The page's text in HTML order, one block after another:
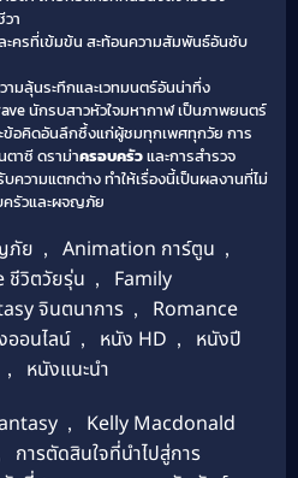
า
ะครที่เข้มข้น สะท้อนความสัมพันธ์อันซับ
มลุ้นระทึกและเวทมนตร์อันน่าทึ่ง
นักรบสาวหัวใจมหากาฬ เป็นภาพยนตร์
ข้อคิดอันลึกซึ้งแก่ผู้ชมทุกเพศทุกวัย การ
าซี ดราม่าครอบครัวและการสำรวจ
ความแตกต่าง ทำให้เรื่องนี้เป็นผลงานที่ไม่
รัวและผจญภัย
ภัย , Animation การ์ตูน ,
ชีวิตวัยรุ่น ,
Family
จินตนาการ ,
Romance
ออนไลน์ , หนัง HD ,
หนังปี
, หนังแนะนำ
,
Kelly Macdonald
การตัดสินใจที่นำไปสู่การ